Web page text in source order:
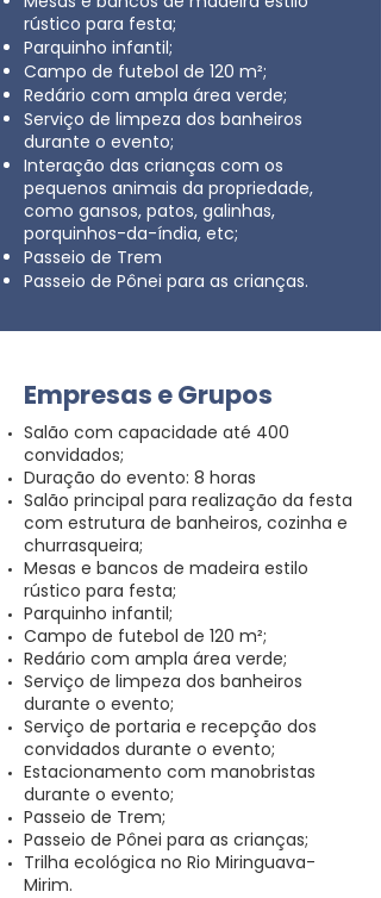
rústico para festa;
Parquinho infantil;
Campo de futebol de 120 m²;
Redário com ampla área verde;
Serviço de limpeza dos banheiros
durante o evento;
Interação das crianças com os
pequenos animais da propriedade,
como gansos, patos, galinhas,
porquinhos-da-índia, etc;
Passeio de Trem
Passeio de Pônei para as crianças.
Empresas e Grupos
Salão com capacidade até 400
convidados;
Duração do evento: 8 horas
Salão principal para realização da festa
com estrutura de banheiros, cozinha e
churrasqueira;
Mesas e bancos de madeira estilo
rústico para festa;
Parquinho infantil;
Campo de futebol de 120 m²;
Redário com ampla área verde;
Serviço de limpeza dos banheiros
durante o evento;
Serviço de portaria e recepção dos
convidados durante o evento;
Estacionamento com manobristas
durante o evento;
Passeio de Trem;
Passeio de Pônei para as crianças;
Trilha ecológica no Rio Miringuava-
Mirim.